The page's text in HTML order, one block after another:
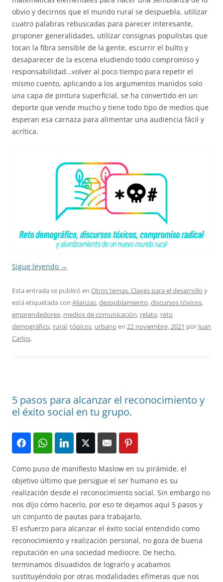
obvio y decirnos que el mundo rural se despuebla, utilizar
cuatro palabras rebuscadas para parecer interesante,
proponer generalidades, utilizar consignas populistas que
tocan la fibra sensible de la gente, escurrir el bulto y
desaparecer de la escena eludiendo todo compromiso y
responsabilidad…volver al poco tiempo para repetir el
mismo cuento, aplicando a los argumentos manidos solo
una capa de pintura superficial, se ha convertido en un
deporte que vende mucho y tiene todo tipo de medios que
esperan esa carnaza para alimentar una audiencia fácil y
acrítica.
Sigue leyendo →
Esta entrada se publicó en Otros temas. Claves para el desarrollo y
está etiquetada con Alianzas,despoblamiento,discursos tóxicos,
emprendedorex, medios de comunicación, relato, reto
demográfico, rural,tópicos, urbano en 22 noviembre, 2021 por Juan
Carlos.
5 pasos para alcanzar el reconocimiento y
el éxito social en tu grupo.
Como puso de manifiesto Maslow en su pirámide, el
objetivo último que persigue el ser humano es su
realización desde el reconocimiento social. Sin embargo no
nos dijo cómo hacerlo, por eso te dejamos aquí 5 pasos y
un conjunto de pautas para trabajarlo.
El esfuerzo para alcanzar el éxito social entendido como
reconocimiento y realización personal, no goza de buena
reputación en una sociedad mediocre. De hecho,
terminamos disuadidos de lograrlo y acabamos
sustituyéndolo por otras modalidades efímeras que nos